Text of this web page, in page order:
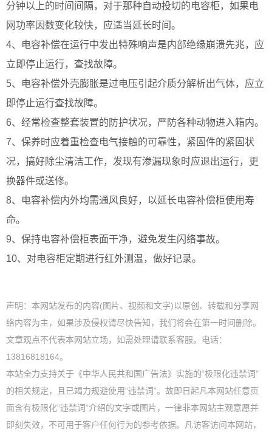
分钟以上的时间间隔，对于那种自动投切的电容柜，如果电
网功率因数变化较快，应适当延长时间。
4、电容补偿在运行中发出特殊响声是内部绝缘崩溃先兆，应
立即停止运行，查找故障。
5、电容补偿外壳膨胀是过电压引起介质分解析出气体，应立
即停止运行查找故障。
6、经常检查整套装置的防护状况，严防各种动物进入箱内。
7、保养时应着重检查电气接触的可靠性，紧固件的紧固状
况，搞好除尘清洁工作，发现有渗漏现象时应退出运行，更
换器件或送修。
8、电容补偿内外均需通风良好，以延长电容补偿柜使用寿
命。
9、保持电容补偿柜表面干净，避免发生闪络事故。
10、对电容柜定期进行红外测温，做好记录。
声明：本网站发布的内容(图片、视频和文字)以原创、转载和分享网
络内容为主，如果涉及侵权请尽快告知，我们将会在第一时间删除。
文章观点不代表本网站立场，如需处理请联系客服。电话：
13816818164。
本站全力支持关于《中华人民共和国广告法》实施的“极限化违禁词”
的相关规定，且已竭力规避使用“违禁词”。故即日起凡本网站任意页
面含有极限化“违禁词”介绍的文字或图片，一律非本网站主观意愿并
即刻失效，不可用于客户任何行为的参考依据。凡访客访问本网站，